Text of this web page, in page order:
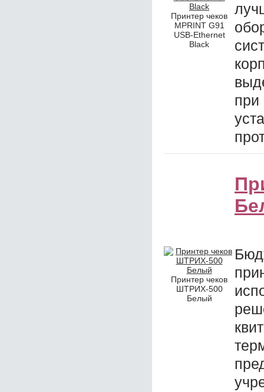
Принтер чеков
MPRINT G91
USB-Ethernet
Black
при
Принтер чеков
ШТРИХ-500
Белый